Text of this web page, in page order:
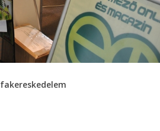
fakereskedelem